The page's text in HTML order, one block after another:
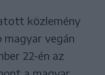
közlemény
magyar vegán
22-én az